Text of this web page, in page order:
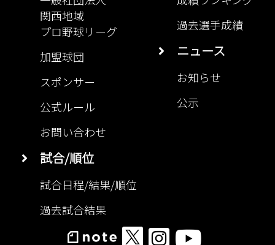
関西地域
プロ野球リーグ
加盟球団
スポンサー
公式ルール
お問い合わせ
試合/順位
試合日程/結果/順位
過去試合結果
過去選手成績
ニュース
お知らせ
公示